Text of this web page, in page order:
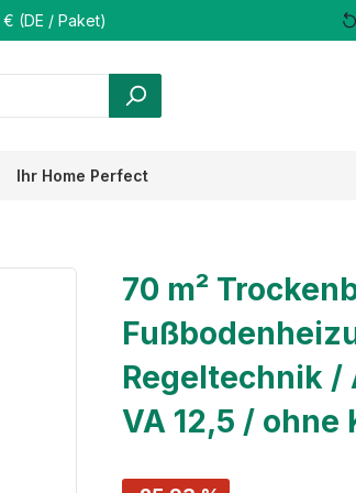
(DE / Paket)
Ihr Home Perfect
70 m²
Regeltechnik
VA 12,5 / ohne